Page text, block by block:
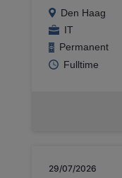
Den Haag
IT
Permanent
Fulltime
29/07/2026